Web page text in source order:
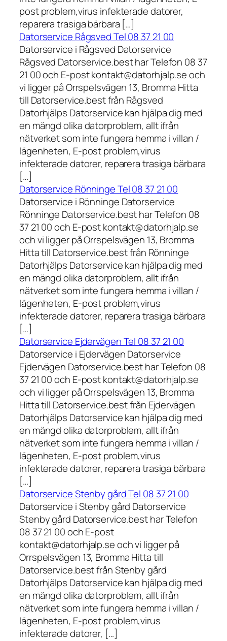
post problem,virus infekterade datorer,
reparera trasiga bärbara […]
Datorservice Rågsved Tel 08 37 21 00
Datorservice i Rågsved Datorservice
Rågsved Datorservice.best har Telefon 08 37
21 00 och E-post kontakt@datorhjalp.se och
vi ligger på Orrspelsvägen 13, Bromma Hitta
till Datorservice.best från Rågsved
Datorhjälps Datorservice kan hjälpa dig med
en mängd olika datorproblem, allt ifrån
nätverket som inte fungera hemma i villan /
lägenheten, E-post problem,virus
infekterade datorer, reparera trasiga bärbara
[…]
Datorservice Rönninge Tel 08 37 21 00
Datorservice i Rönninge Datorservice
Rönninge Datorservice.best har Telefon 08
37 21 00 och E-post kontakt@datorhjalp.se
och vi ligger på Orrspelsvägen 13, Bromma
Hitta till Datorservice.best från Rönninge
Datorhjälps Datorservice kan hjälpa dig med
en mängd olika datorproblem, allt ifrån
nätverket som inte fungera hemma i villan /
lägenheten, E-post problem,virus
infekterade datorer, reparera trasiga bärbara
[…]
Datorservice Ejdervägen Tel 08 37 21 00
Datorservice i Ejdervägen Datorservice
Ejdervägen Datorservice.best har Telefon 08
37 21 00 och E-post kontakt@datorhjalp.se
och vi ligger på Orrspelsvägen 13, Bromma
Hitta till Datorservice.best från Ejdervägen
Datorhjälps Datorservice kan hjälpa dig med
en mängd olika datorproblem, allt ifrån
nätverket som inte fungera hemma i villan /
lägenheten, E-post problem,virus
infekterade datorer, reparera trasiga bärbara
[…]
Datorservice Stenby gård Tel 08 37 21 00
Datorservice i Stenby gård Datorservice
Stenby gård Datorservice.best har Telefon
08 37 21 00 och E-post
kontakt@datorhjalp.se och vi ligger på
Orrspelsvägen 13, Bromma Hitta till
Datorservice.best från Stenby gård
Datorhjälps Datorservice kan hjälpa dig med
en mängd olika datorproblem, allt ifrån
nätverket som inte fungera hemma i villan /
lägenheten, E-post problem,virus
infekterade datorer, […]